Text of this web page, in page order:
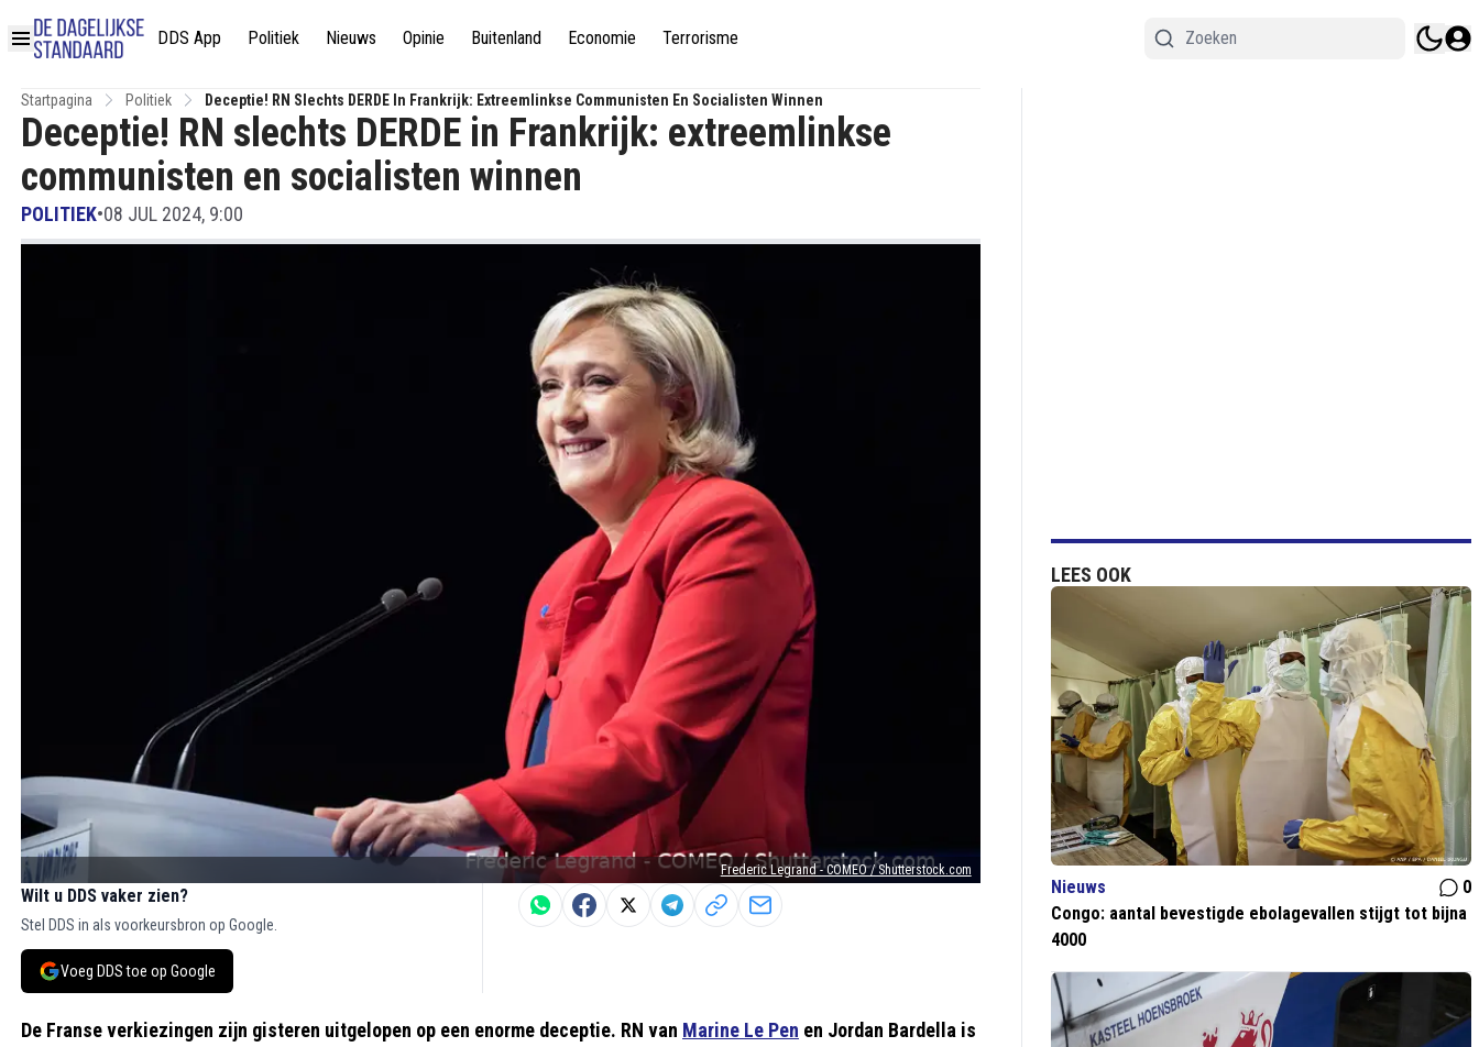
DDS App Politiek Nieuws Opinie Buitenland Economie Terrorisme
Startpagina Politiek Deceptie! RN Slechts DERDE In Frankrijk: Extreemlinkse Communisten En Socialisten Winnen
Frederic Legrand - COMEO / Shutterstock.com
Deceptie! RN slechts DERDE in Frankrijk: extreemlinkse
communisten en socialisten winnen
POLITIEK•08 JUL 2024, 9:00
Wilt u DDS vaker zien?
Stel DDS in als voorkeursbron op Google.
Voeg DDS toe op Google
De Franse verkiezingen zijn gisteren uitgelopen op een enorme deceptie. RN van Marine Le Pen en Jordan Bardella is
LEES OOK
Nieuws
0
Congo: aantal bevestigde ebolagevallen stijgt tot bijna
4000